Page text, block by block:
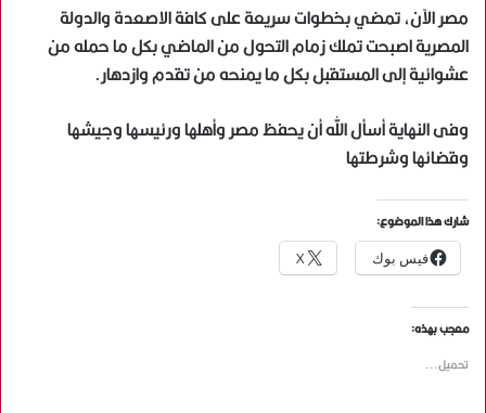
مصر الآن، تمضي بخطوات سريعة على كافة الاصعدة والدولة
المصرية اصبحت تملك زمام التحول من الماضي بكل ما حمله من
عشوائية إلى المستقبل بكل ما يمنحه من تقدم وازدهار.
وفى النهاية أسأل الله أن يحفظ مصر وأهلها ورئيسها وجيشها
وقضائها وشرطتها
شارك هذا الموضوع:
فيس بوك X
معجب بهذه:
تحميل...